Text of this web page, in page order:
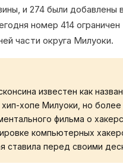
и 274 были добавлены
номер 414
части округа Милуоки.
известен как
хопе Милуоки, но
фильма о
компьютерных
ставила перед своими